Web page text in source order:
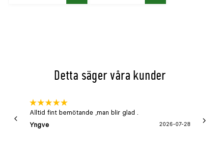
Detta säger våra kunder
Alltid fint bemötande ,man blir glad .
Yngve
2026-07-28